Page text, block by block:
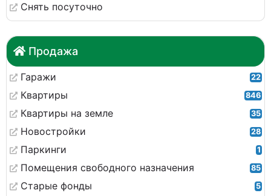
Снять посуточно
Продажа
Гаражи 22
Квартиры 846
Квартиры на земле 35
Новостройки 28
Паркинги 1
Помещения свободного назначения 85
Старые фонды 5